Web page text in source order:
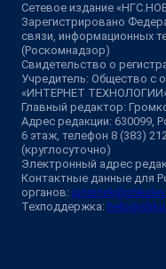
Сетевое издание
Зарегистрировано
связи, информационных
(Роскомнадзор)
Свидетельство о
Учредитель: Общество с
«ИНТЕРНЕТ
Главный редактор:
Адрес редакции: 630099,
6 этаж, телефон 8 (383)
(круглосуточно)
Электронный адрес
Контактные данные для
органов:
Техподдержка: